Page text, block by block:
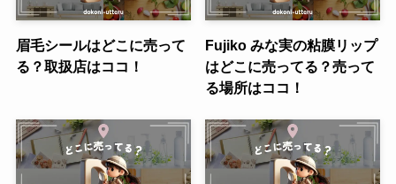
眉毛シールはどこに売って
る？取扱店はココ！
Fujiko みな実の粘膜リップ
はどこに売ってる？売って
る場所はココ！